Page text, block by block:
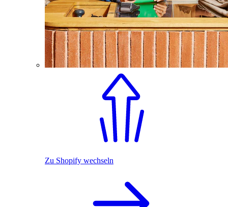
Zu Shopify wechseln